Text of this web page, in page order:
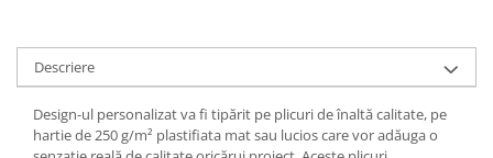
Descriere
Design-ul personalizat va fi tipărit pe plicuri de înaltă calitate, pe
hartie de 250 g/m² plastifiata mat sau lucios care vor adăuga o